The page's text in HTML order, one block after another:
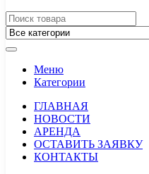
Меню
Категории
ГЛАВНАЯ
НОВОСТИ
АРЕНДА
ОСТАВИТЬ ЗАЯВКУ
КОНТАКТЫ